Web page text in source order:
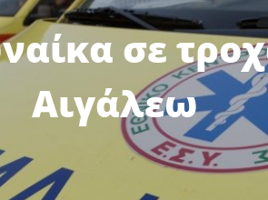
σε
Αιγάλεω